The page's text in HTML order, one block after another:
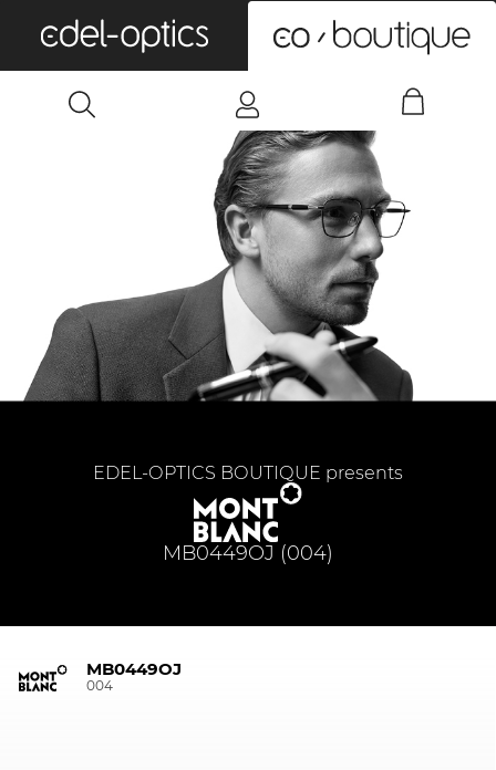
MB0449OJ (004)
EDEL-OPTICS BOUTIQUE presents
MB0449OJ
004